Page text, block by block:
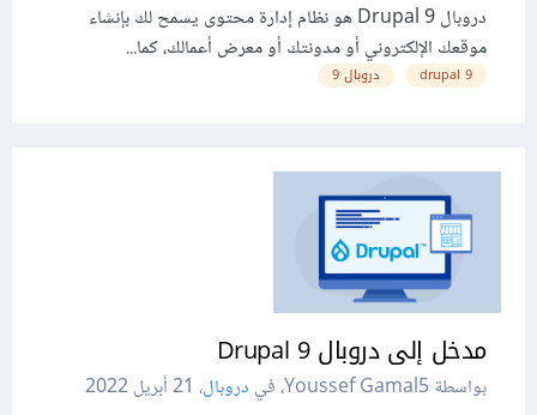
دروبال Drupal 9 هو نظام إدارة محتوى يسمح لك بإنشاء
موقعك الإلكتروني أو مدونتك أو معرض أعمالك، كما...
drupal 9 دروبال 9
مدخل إلى دروبال Drupal 9
بواسطة Youssef Gamal5، في دروبال، 21 أبريل 2022